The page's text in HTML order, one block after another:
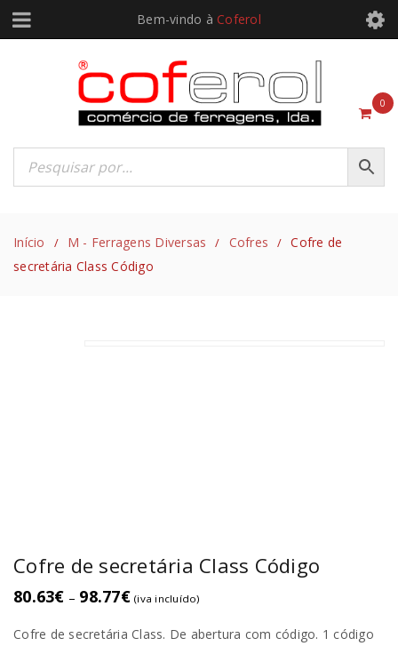
Bem-vindo à Coferol
0
Início / M - Ferragens Diversas / Cofres /
Cofre de
secretária Class Código
Cofre de secretária Class Código
80.63€ – 98.77€ (iva incluído)
Cofre de secretária Class. De abertura com código. 1 código